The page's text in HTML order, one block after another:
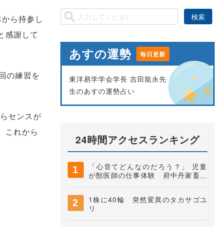
ら持参し
感謝して
の練習を
センスが
これから
あすの運勢 毎日更新
東洋易学学会学長 吉田龍永先
生のあすの運勢占い
24時間アクセスランキング
「心音てどんなのだろう？」 児童
が獣医師の仕事体験 府中丹家畜保
1株に40輪 突然変異のタカサゴユ
リ